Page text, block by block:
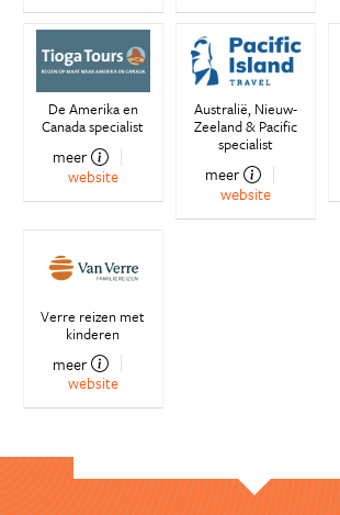
De Amerika en
Canada specialist
meer
website
Australië, Nieuw-
Zeeland & Pacific
specialist
meer
website
Verre reizen met
kinderen
meer
website